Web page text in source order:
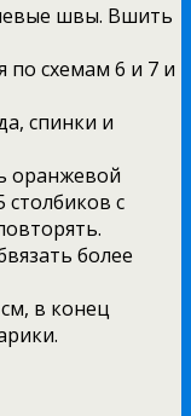
швы. Вшить
по схемам 6 и 7 и
спинки и
оранжевой
с
более
в конец